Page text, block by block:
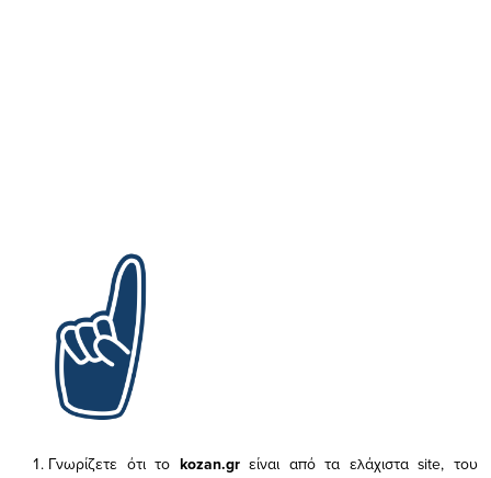
Γνωρίζετε ότι το kozan.gr είναι από τα ελάχισταsite, του